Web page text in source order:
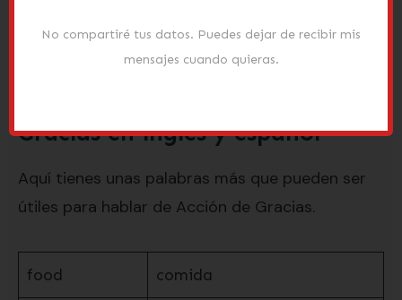
Gracias en inglés y español
Aquí tienes unas palabras más que pueden ser
útiles para hablar de Acción de Gracias.
food comida
No compartiré tus datos. Puedes dejar de recibir mis
mensajes cuando quieras.